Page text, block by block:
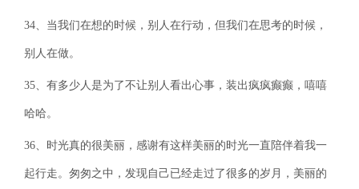
34、当我们在想的时候，别人在行动，但我们在思考的时候，
别人在做。
35、有多少人是为了不让别人看出心事，装出疯疯癫癫，嘻嘻
哈哈。
36、时光真的很美丽，感谢有这样美丽的时光一直陪伴着我一
起行走。匆匆之中，发现自己已经走过了很多的岁月，美丽的